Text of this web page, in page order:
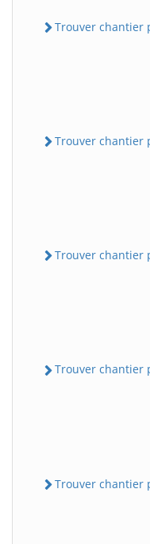
Trouver chantier
Trouver chantier
Trouver chantier
Trouver chantier
Trouver chantier